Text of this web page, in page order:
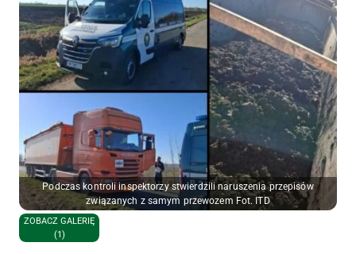
Podczas kontroli inspektorzy stwierdzili naruszenia przepisów
związanych z samym przewozem Fot. ITD
ZOBACZ GALERIĘ
(1)